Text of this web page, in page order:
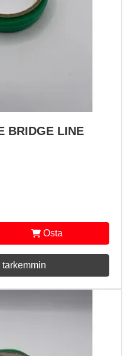
BRIDGE LINE
Osta
tarkemmin